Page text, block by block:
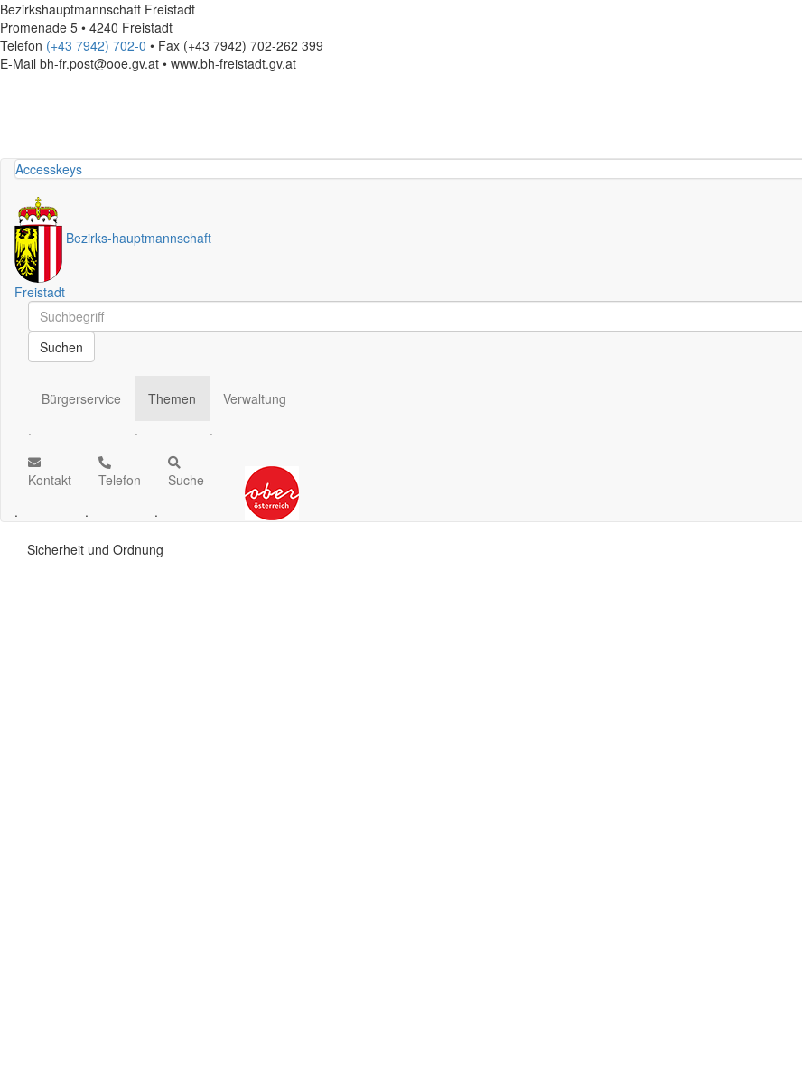
Bezirkshauptmannschaft Freistadt
Promenade 5 • 4240 Freistadt
Telefon (+43 7942) 702-0 • Fax (+43 7942) 702-262 399
E-Mail bh-fr.post@ooe.gv.at • www.bh-freistadt.gv.at
Accesskeys
Bezirks-hauptmannschaft
Freistadt
Schnellsuche
Schnellsuche
Suchen
Bürgerservice
.
Themen
.
Verwaltung
.
Kontakt
.
Telefon
.
Suche
.
Sicherheit und Ordnung